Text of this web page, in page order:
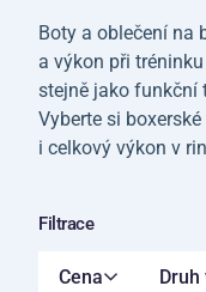
Boty a oblečení na
a výkon při
stejně jako funkční
Vyberte si
i celkový výkon v
Filtrace
Cena Druh